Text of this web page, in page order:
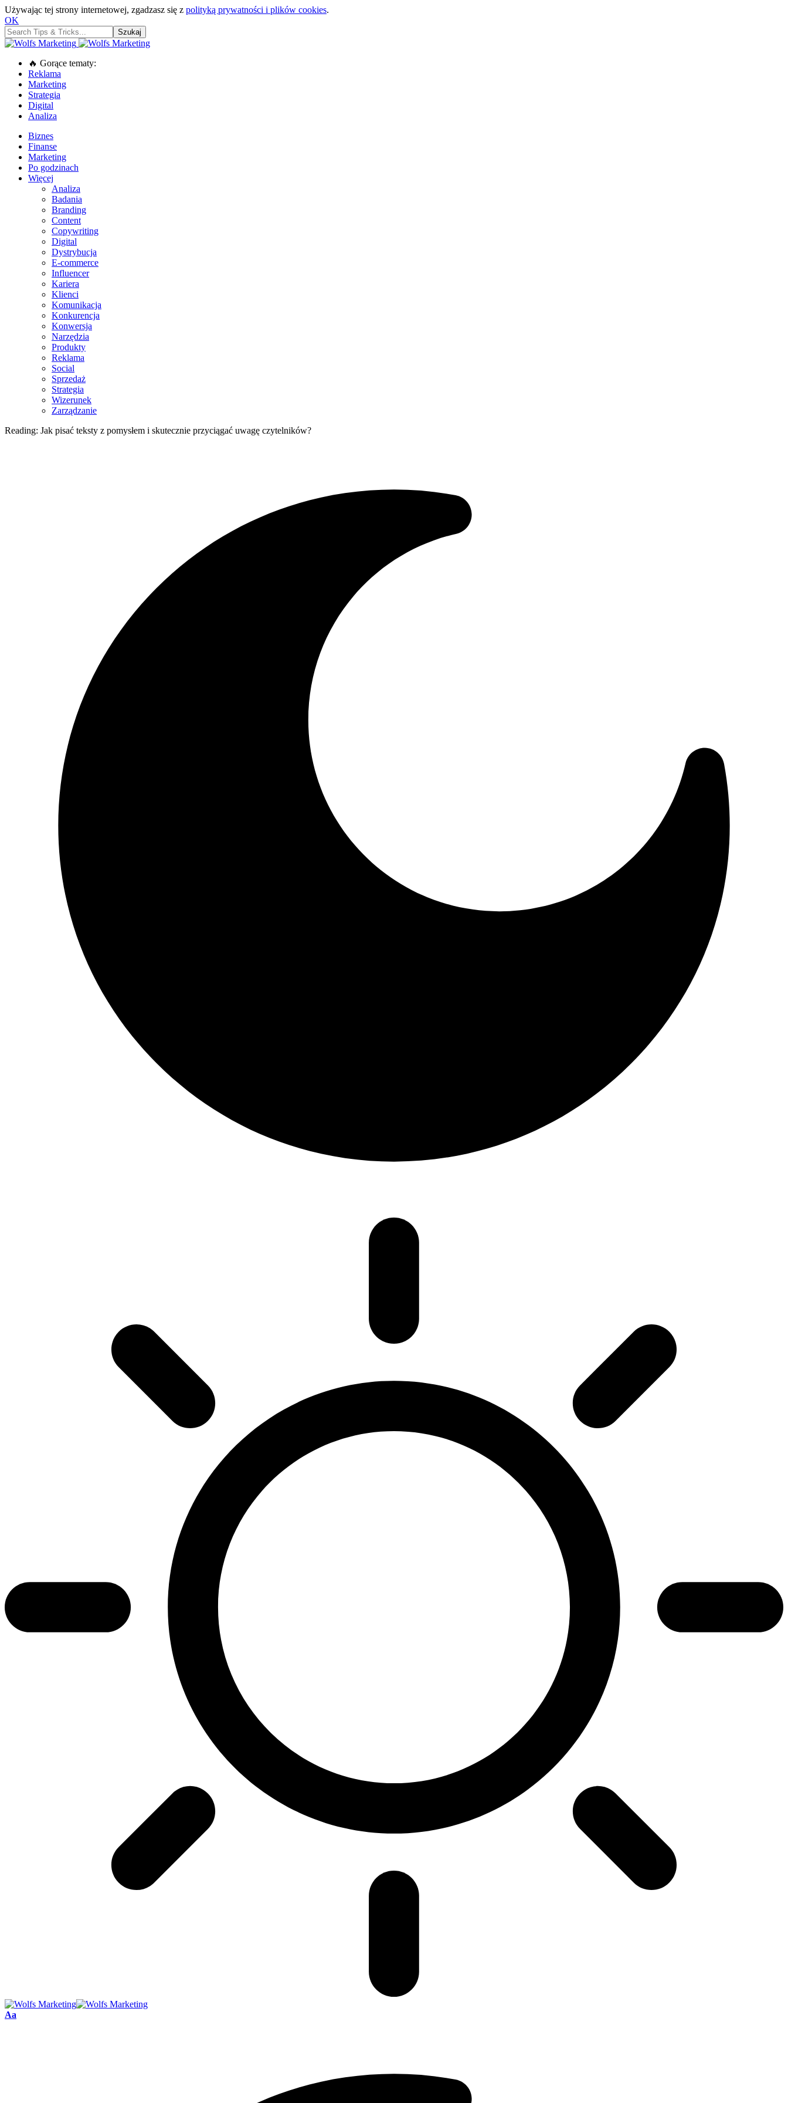
Używając tej strony internetowej, zgadzasz się z polityką prywatności i plików cookies.
OK
🔥 Gorące tematy:
Reklama
Marketing
Strategia
Digital
Analiza
Biznes
Finanse
Marketing
Po godzinach
Więcej
Analiza
Badania
Branding
Content
Copywriting
Digital
Dystrybucja
E-commerce
Influencer
Kariera
Klienci
Komunikacja
Konkurencja
Konwersja
Narzędzia
Produkty
Reklama
Social
Sprzedaż
Strategia
Wizerunek
Zarządzanie
Reading: Jak pisać teksty z pomysłem i skutecznie przyciągać uwagę czytelników?
Font
Aa